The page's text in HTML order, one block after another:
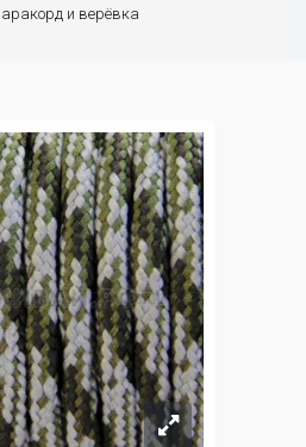
и верёвка